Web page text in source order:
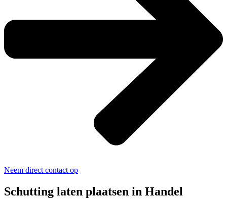
Neem direct contact op
Schutting laten plaatsen in Handel